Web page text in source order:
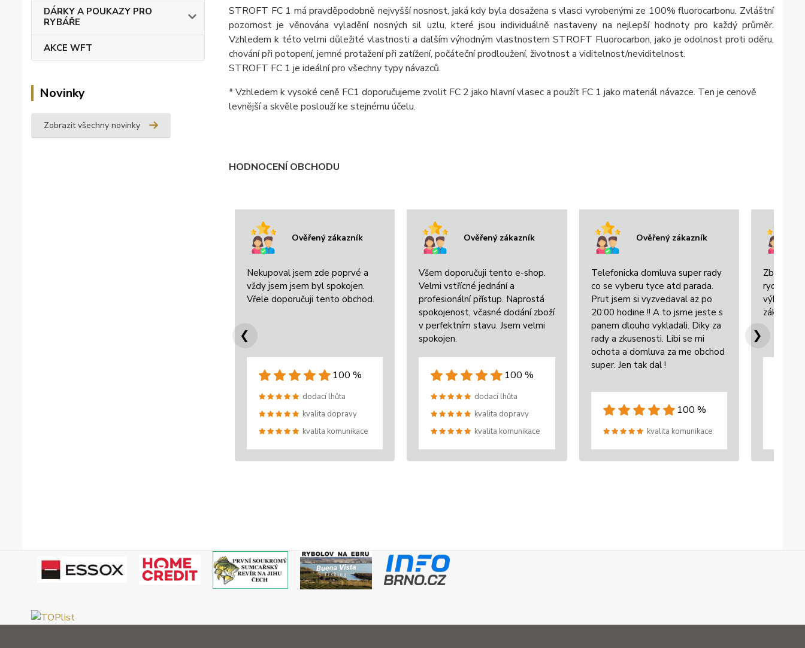
DÁRKY A POUKAZY PRO
RYBÁŘE
AKCE WFT
Novinky
Zobrazit všechny novinky
STROFT FC 1 má pravděpodobně nejvyšší nosnost, jaká kdy byla dosažena s vlasci vyrobenými ze 100% fluorocarbonu. Zvláštní
pozornost je věnována vyladění nosných sil uzlu, které jsou individuálně nastaveny na nejlepší hodnoty pro každý průměr.
Vzhledem k této velmi důležité vlastnosti a dalším výhodným vlastnostem STROFT Fluorocarbon, jako je odolnost proti oděru,
chování při potopení, jemné protažení při zatížení, počáteční prodloužení, životnost a viditelnost/neviditelnost.
STROFT FC 1 je ideální pro všechny typy návazců.
* Vzhledem k vysoké ceně FC1 doporučujeme zvolit FC 2 jako hlavní vlasec a použít FC 1 jako materiál návazce. Ten je cenově
levnější a skvěle poslouží ke stejnému účelu.
HODNOCENÍ OBCHODU
Ověřený zákazník
Nekupoval jsem zde poprvé a
vždy jsem jsem byl spokojen.
Vřele doporučuji tento obchod.
100 %
dodací lhůta
kvalita dopravy
kvalita komunikace
Ověřený zákazník
Všem doporučuji tento e-shop.
Velmi vstřícné jednání a
profesionální přístup. Naprostá
spokojenost, včasné dodání zboží
v perfektním stavu. Jsem velmi
spokojen.
100 %
dodací lhůta
kvalita dopravy
kvalita komunikace
Ověřený zákazník
Telefonicka domluva super rady
co se vyberu tyce atd parada.
Prut jsem si vyzvedaval az po
20:00 hodine !! A to jsme jeste s
panem dlouho vykladali. Diky za
rady a zkusenosti. Libi se mi
ochota a domluva za me obchod
super. Jen tak dal !
100 %
kvalita komunikace
Zboží
rychle
výbornou
❮ ❯